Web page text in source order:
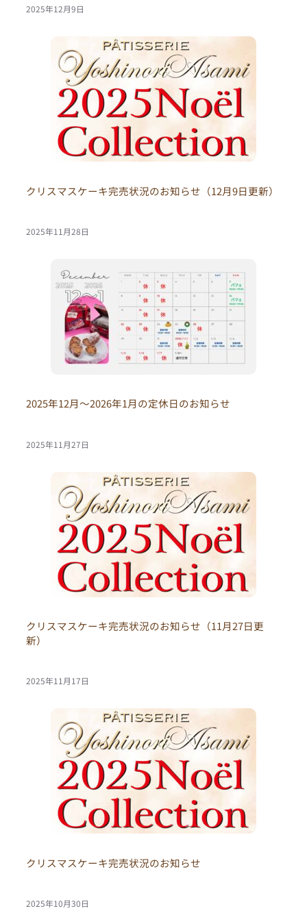
クリスマスケーキ完売状況のお知らせ（12月9日更新）
2025年12月9日
2025年12月〜2026年1月の定休日のお知らせ
2025年11月28日
クリスマスケーキ完売状況のお知らせ（11月27日更
新）
2025年11月27日
クリスマスケーキ完売状況のお知らせ
2025年11月17日
2025年10月30日